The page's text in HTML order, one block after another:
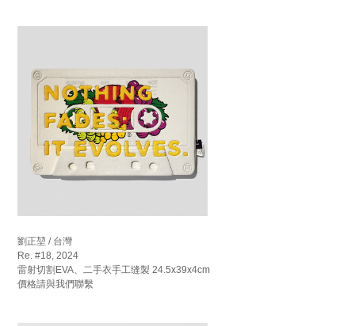
劉正堃 / 台灣
Re. #18, 2024
雷射切割EVA、二手衣手工缝製 24.5x39x4cm
價格請與我們聯繫